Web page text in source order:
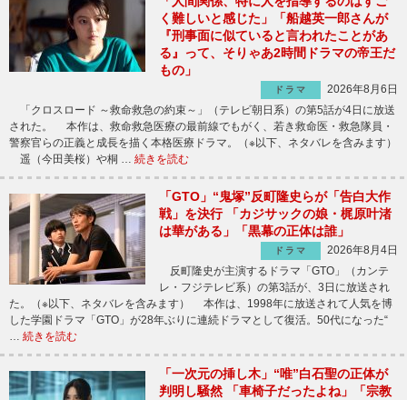
く難しいと感じた」「船越英一郎さんが
『刑事面に似ていると言われたことがあ
る』って、そりゃあ2時間ドラマの帝王だ
もの」
ドラマ
2026年8月6日
「クロスロード ～救命救急の約束～」（テレビ朝日系）の第5話が4日に放送
された。 本作は、救命救急医療の最前線でもがく、若き救命医・救急隊員・
警察官らの正義と成長を描く本格医療ドラマ。（※以下、ネタバレを含みます）
遥（今田美桜）や桐 … 続きを読む
「GTO」“鬼塚”反町隆史らが「告白大作
戦」を決行 「カジサックの娘・梶原叶渚
は華がある」「黒幕の正体は誰」
ドラマ
2026年8月4日
反町隆史が主演するドラマ「GTO」（カンテ
レ・フジテレビ系）の第3話が、3日に放送され
た。（※以下、ネタバレを含みます） 本作は、1998年に放送されて人気を博
した学園ドラマ「GTO」が28年ぶりに連続ドラマとして復活。50代になった“
… 続きを読む
「一次元の挿し木」“唯”白石聖の正体が
判明し騒然 「車椅子だったよね」「宗教